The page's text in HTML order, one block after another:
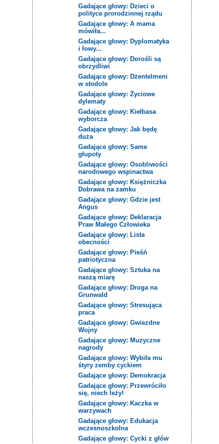
Gadające głowy: Dzieci o
polityce prorodzinnej rządu
Gadające głowy: A mama
mówiła...
Gadające głowy: Dyplomatyka
i łowy...
Gadające głowy: Dorośli są
obrzydliwi
Gadające głowy: Dżentelmeni
w stodole
Gadające głowy: Życiowe
dylematy
Gadające głowy: Kiełbasa
wyborcza
Gadające głowy: Jak będę
duża
Gadające głowy: Same
głupoty
Gadające głowy: Osobliwości
narodowego wspinactwa
Gadające głowy: Księżniczka
Dobrawa na zamku
Gadające głowy: Gdzie jest
Angus
Gadające głowy: Deklaracja
Praw Małego Człowieka
Gadające głowy: Lista
obecności
Gadające głowy: Pieśń
patriotyczna
Gadające głowy: Sztuka na
naszą miarę
Gadające głowy: Droga na
Grunwald
Gadające głowy: Stresująca
praca
Gadające głowy: Gwiezdne
Wojny
Gadające głowy: Muzyczne
nagrody
Gadające głowy: Wybiła mu
śtyry zemby cyckiem
Gadające głowy: Demokracja
Gadające głowy: Przewróciło
się, niech leży!
Gadające głowy: Kaczka w
warzywach
Gadające głowy: Edukacja
wczesnoszkolna
Gadające głowy: Cycki z głów